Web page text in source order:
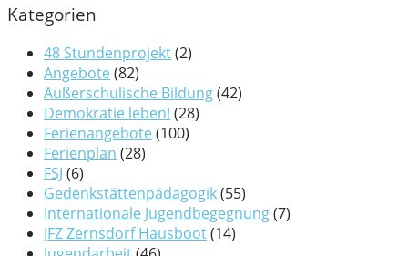
Kategorien
48 Stundenprojekt(2)
Angebote (82)
Außerschulische Bildung(42)
Demokratie leben! (28)
Ferienangebote (100)
Ferienplan (28)
FSJ (6)
Gedenkstättenpädagogik(55)
Internationale Jugendbegegnung(7)
JFZ Zernsdorf Hausboot(14)